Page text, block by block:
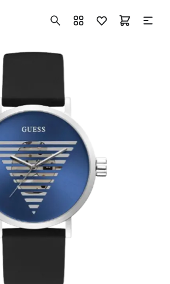
+7 ( 705 ) 181-42-50
info@vetervremeni.kz
Авторизация
Каталог
Мужские часы
Женские часы